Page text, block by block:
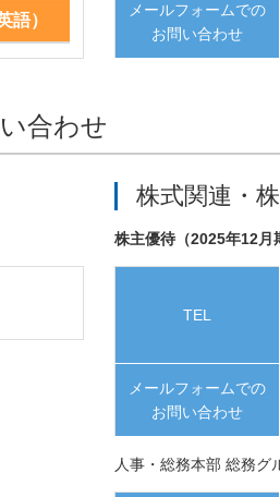
語）
メールフォームでの
お問い合わせ
合わせ
株式関連・
株主優待（2025年12月
TEL
メールフォームでの
お問い合わせ
人事・総務本部 総務グ